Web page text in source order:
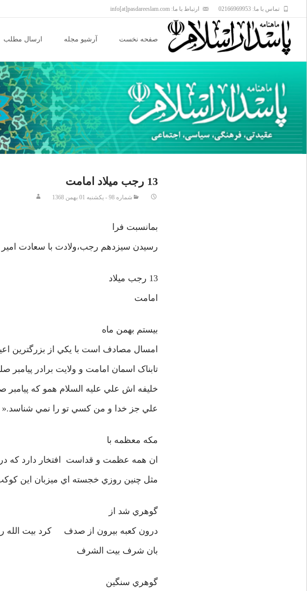
تماس با ما: 02166969953 ارتباط با ما: info[at]pasdareeslam.com
content
صفحه نخست آرشیو مجله ارسال مطلب
13 رجب ميلاد امامت
شماره 98 - يکشنبه 01 بهمن 1368
بمانسبت فرا
رسيدن سيزدهم رجب،‌ولادت با سعادت امير
13 رجب ميلاد
امامت
بيستم بهمن ماه
امسال مصادف است با يکي از بزرگترين
تابناک اسمان امامت و ولايت برادر پيامبر
خليفه اش علي عليه السلام همو که پيامبر
علي جز خدا و من کسي تو را نمي شناسد.«
مکه معظمه با
ان همه عظمت و قداست افتخار دارد که در
مثل چنين روزي خجسته اي ميزبان اين
گوهري شد از
درون کعبه بيرون از صدف کرد بيت الله را
بان شرف بيت الشرف
گوهري سنگين